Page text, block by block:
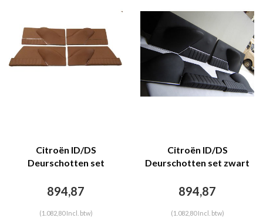
Citroën ID/DS
Deurschotten set
ID/DS
894,87
(1.082,80 Incl. btw)
Citroën ID/DS
Deurschotten set zwart
894,87
(1.082,80 Incl. btw)